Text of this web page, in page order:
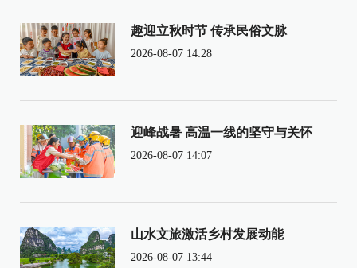
趣迎立秋时节 传承民俗文脉
2026-08-07 14:28
迎峰战暑 高温一线的坚守与关怀
2026-08-07 14:07
山水文旅激活乡村发展动能
2026-08-07 13:44